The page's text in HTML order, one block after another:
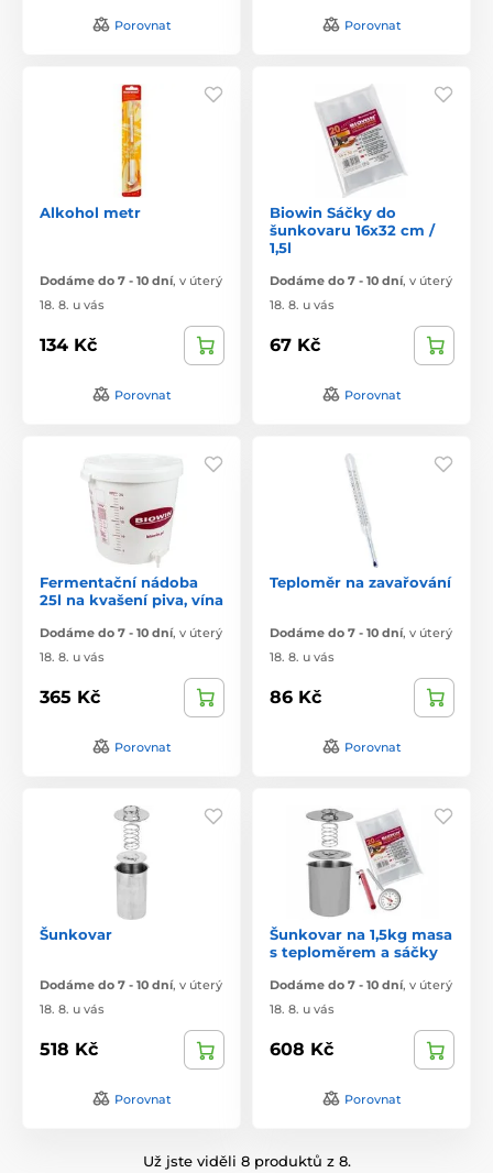
Porovnat Porovnat
Alkohol metr
Dodáme do 7 - 10 dní, v úterý
18. 8. u vás
134 Kč
Porovnat
Biowin Sáčky do
šunkovaru 16x32 cm /
1,5l
Dodáme do 7 - 10 dní, v úterý
18. 8. u vás
67 Kč
Porovnat
Fermentační nádoba
25l na kvašení piva, vína
Dodáme do 7 - 10 dní, v úterý
18. 8. u vás
365 Kč
Porovnat
Teploměr na zavařování
Dodáme do 7 - 10 dní, v úterý
18. 8. u vás
86 Kč
Porovnat
Šunkovar
Dodáme do 7 - 10 dní, v úterý
18. 8. u vás
518 Kč
Porovnat
Šunkovar na 1,5kg masa
s teploměrem a sáčky
Dodáme do 7 - 10 dní, v úterý
18. 8. u vás
608 Kč
Porovnat
Už jste viděli 8 produktů z 8.